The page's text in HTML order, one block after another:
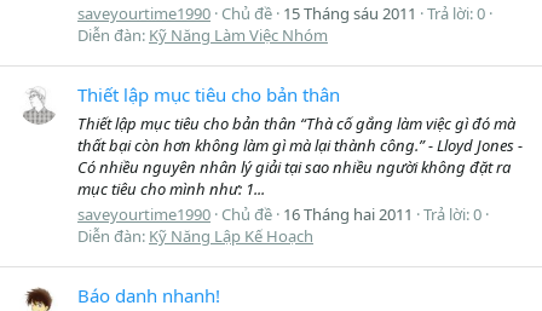
saveyourtime1990 Chủ đề 15 Tháng sáu 2011
Trả lời: 0
Diễn đàn: Kỹ Năng Làm Việc Nhóm
Thiết lập mục tiêu cho bản thân
Thiết lập mục tiêu cho bản thân “Thà cố gắng làm việc gì đó mà
thất bại còn hơn không làm gì mà lại thành công.” - Lloyd Jones -
Có nhiều nguyên nhân lý giải tại sao nhiều người không đặt ra
mục tiêu cho mình như: 1...
saveyourtime1990 Chủ đề 16 Tháng hai 2011
Trả lời: 0
Diễn đàn: Kỹ Năng Lập Kế Hoạch
Báo danh nhanh!